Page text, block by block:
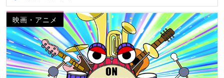
映画・アニメ